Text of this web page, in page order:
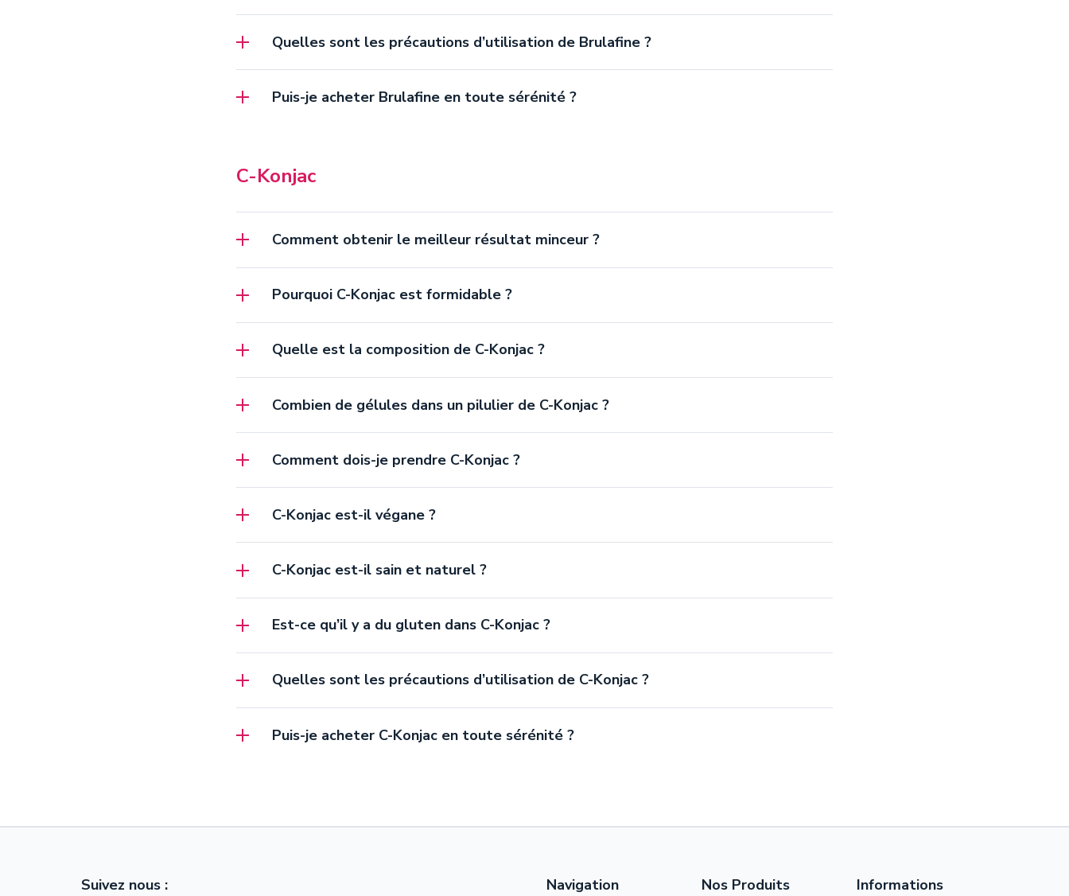
Quelles sont les précautions d’utilisation de Brulafine ?
Puis-je acheter Brulafine en toute sérénité ?
C-Konjac
Comment obtenir le meilleur résultat minceur ?
Pourquoi C-Konjac est formidable ?
Quelle est la composition de C-Konjac ?
Combien de gélules dans un pilulier de C-Konjac ?
Comment dois-je prendre C-Konjac ?
C-Konjac est-il végane ?
C-Konjac est-il sain et naturel ?
Est-ce qu’il y a du gluten dans C-Konjac ?
Quelles sont les précautions d’utilisation de C-Konjac ?
Puis-je acheter C-Konjac en toute sérénité ?
Suivez nous : Navigation Nos Produits Informations